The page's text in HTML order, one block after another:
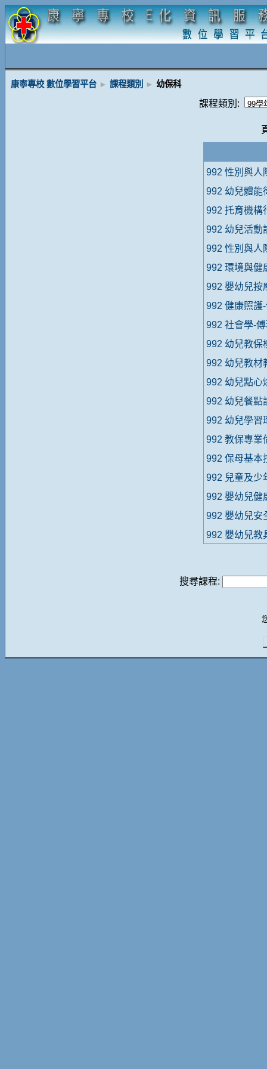
康寧專校 數位學習平台 ► 課程類別 ► 幼保科
課程類別:
992 性別與人
992 幼兒體能
992 托育機構
992 幼兒活動
992 性別與人
992 環境與健
992 嬰幼兒按
992 健康照護
992 社會學-
992 幼兒教保
992 幼兒教材
992 幼兒點心
992 幼兒餐點
992 幼兒學習
992 教保專業
992 保母基本
992 兒童及少
992 嬰幼兒健
992 嬰幼兒安
992 嬰幼兒教
搜尋課程: